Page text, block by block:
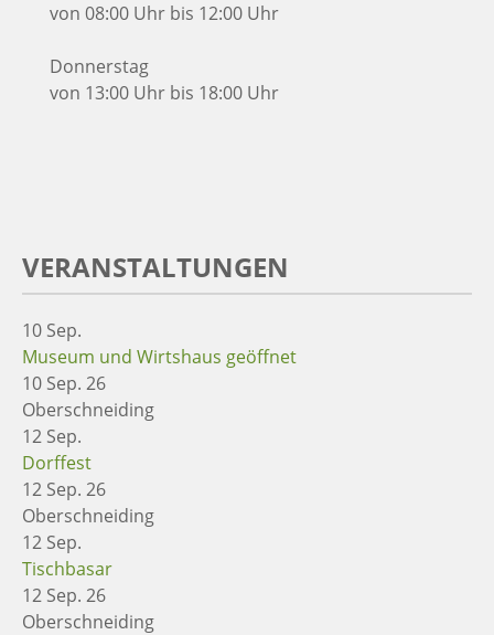
von 08:00 Uhr bis 12:00 Uhr
Donnerstag
von 13:00 Uhr bis 18:00 Uhr
VERANSTALTUNGEN
10 Sep.
Museum und Wirtshaus geöffnet
10 Sep. 26
Oberschneiding
12 Sep.
Dorffest
12 Sep. 26
Oberschneiding
12 Sep.
Tischbasar
12 Sep. 26
Oberschneiding